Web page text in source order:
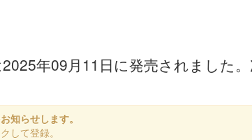
年09月11日に発売されました
知らせします。
して登録。